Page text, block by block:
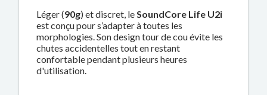
Léger (90g) et discret, leSoundCore Life U2i
est conçu pour s’adapter à toutes les
morphologies. Son design tour de cou évite les
chutes accidentelles tout en restant
confortable pendant plusieurs heures
d'utilisation.